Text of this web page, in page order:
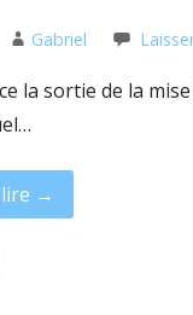
Gabriel
la sortie de la
→